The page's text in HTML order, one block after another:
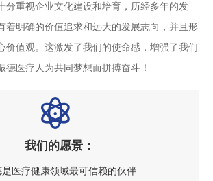
分重视企业文化建设和培育，历经多年的发
着明确的价值追求和远大的发展志向，并且形
价值观。这激发了我们的使命感，增强了我们
德医疗人为共同梦想而拼搏奋斗！
我们的愿景：
是医疗健康领域最可信赖的伙伴